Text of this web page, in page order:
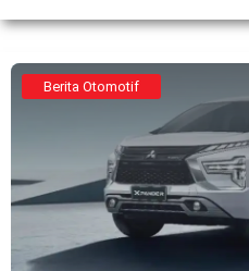
Berita Otomotif